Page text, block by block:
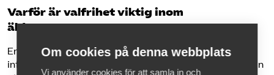
Varför är valfrihet viktig inom
äldreomsorgen?
Enligt rapporten ger valfrihet äldre och anhöriga större
inflytande över omsorgen. Den gör det möjligt att välja den
Om cookies på denna webbplats
Vi använder cookies för att samla in och